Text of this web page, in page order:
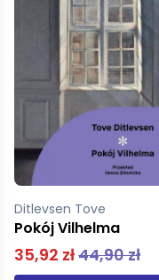
Eribon Didier
59,00 zł